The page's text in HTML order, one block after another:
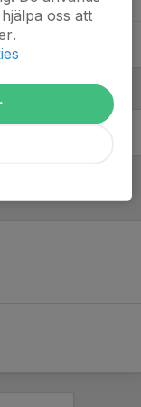
oss att